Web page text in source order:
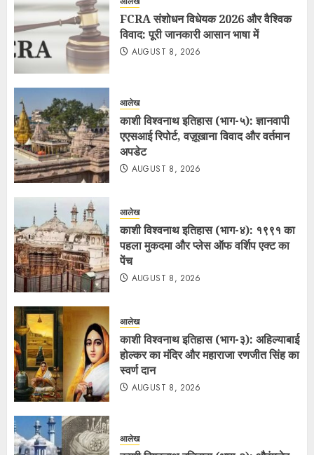
FCRA संशोधन विधेयक 2026 और वैश्विक
विवाद: पूरी जानकारी आसान भाषा में
AUGUST 8, 2026
आलेख
काशी विश्वनाथ इतिहास (भाग-५): ज्ञानवापी
एएसआई रिपोर्ट, वज़ूखाना विवाद और वर्तमान
अपडेट
AUGUST 8, 2026
आलेख
काशी विश्वनाथ इतिहास (भाग-४): १९९१ का
पहला मुकदमा और प्लेस ऑफ वर्शिप एक्ट का
पेंच
AUGUST 8, 2026
आलेख
काशी विश्वनाथ इतिहास (भाग-३): अहिल्याबाई
होल्कर का मंदिर और महाराजा रणजीत सिंह का
स्वर्ण दान
AUGUST 8, 2026
आलेख